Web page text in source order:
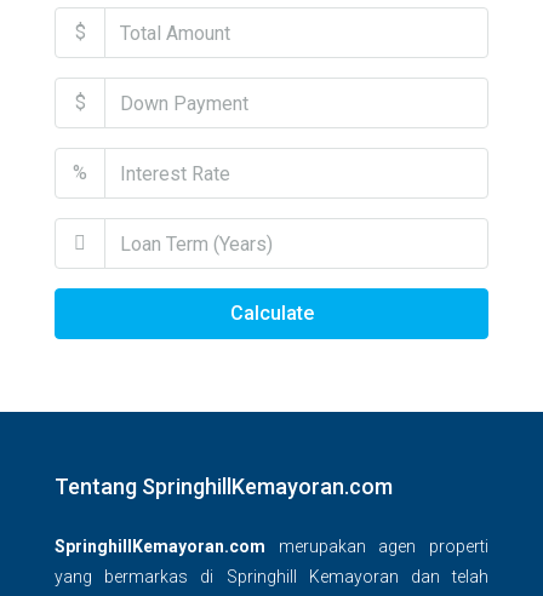
$
$
%
Calculate
Tentang SpringhillKemayoran.com
SpringhillKemayoran.com merupakan agen properti
yang bermarkas di Springhill Kemayoran dan telah